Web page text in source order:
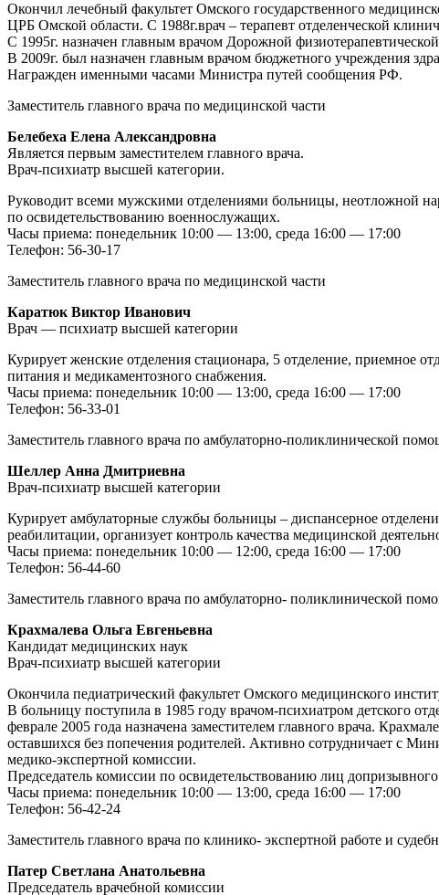
Окончил лечебный факультет Омского государственного
ЦРБ Омской области. С 1988г.врач – терапевт отделенческой
С 1995г. назначен главным врачом Дорожной
В 2009г. был назначен главным врачом бюджетного учреждения
Награжден именными часами Министра путей сообщения РФ.
Заместитель главного врача по медицинской части
Белебеха Елена Александровна
Является первым заместителем главного врача.
Врач-психиатр высшей категории.
Руководит всеми мужскими отделениями больницы, неотложной
по освидетельствованию военнослужащих.
Часы приема: понедельник 10:00 — 13:00, среда 16:00 — 17:00
Телефон: 56-30-17
Заместитель главного врача по медицинской части
Каратюк Виктор Иванович
Врач — психиатр высшей категории
Курирует женские отделения стационара, 5 отделение, приемное
питания и медикаментозного снабжения.
Часы приема: понедельник 10:00 — 13:00, среда 16:00 — 17:00
Телефон: 56-33-01
Заместитель главного врача по амбулаторно-поликлинической
Шеллер Анна Дмитриевна
Врач-психиатр высшей категории
Курирует амбулаторные службы больницы – диспансерное
реабилитации, организует контроль качества медицинской
Часы приема: понедельник 10:00 — 12:00, среда 16:00 — 17:00
Телефон: 56-44-60
Заместитель главного врача по амбулаторно- поликлинической
Крахмалева Ольга Евгеньевна
Кандидат медицинских наук
Врач-психиатр высшей категории
Окончила педиатрический факультет Омского медицинского
В больницу поступила в 1985 году врачом-психиатром детского
феврале 2005 года назначена заместителем главного врача.
оставшихся без попечения родителей. Активно сотрудничает с
медико-экспертной комиссии.
Председатель комиссии по освидетельствованию лиц
Часы приема: понедельник 10:00 — 13:00, среда 16:00 — 17:00
Телефон: 56-42-24
Заместитель главного врача по клинико- экспертной работе и
Патер Светлана Анатольевна
Председатель врачебной комиссии